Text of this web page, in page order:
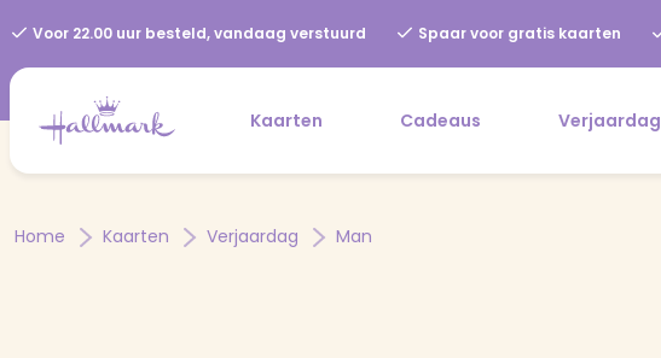
Voor 22.00 uur besteld, vandaag verstuurd Spaar voor gratis kaarten
Kaarten Cadeaus Verjaardag
Home Kaarten Verjaardag Man